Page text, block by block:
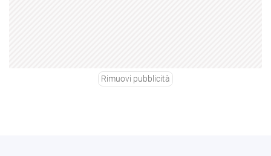
Rimuovi pubblicità